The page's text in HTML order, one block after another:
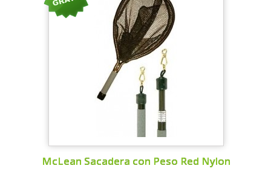
McLean Sacadera con Peso Red Nylon